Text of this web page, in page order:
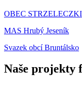
OBEC STRZELECZKI
MAS Hrubý Jeseník
Svazek obcí Bruntálsko
Naše projekty